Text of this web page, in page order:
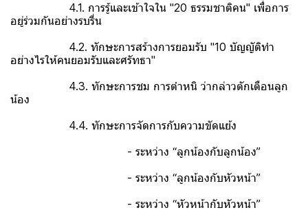
4.1. การรู้และเข้าใจใน "20 ธรรมชาติคน" เพื่อการ
อยู่ร่วมกันอย่างรบรื่น
4.2. ทักษะการสร้างการยอมรับ "10 บัญญัติทำ
อย่างไรให้คนยอมรับและศรัทธา"
4.3. ทักษะการชม การตำหนิ ว่ากล่าวตักเตือนลูก
น้อง
4.4. ทักษะการจัดการกับความขัดแย้ง
- ระหว่าง “ลูกน้องกับลูกน้อง”
- ระหว่าง “ลูกน้องกับหัวหน้า”
- ระหว่าง “หัวหน้ากับหัวหน้า”